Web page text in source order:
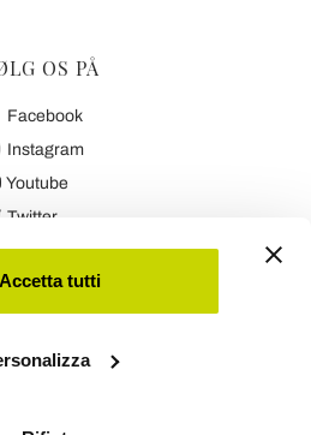
Accetta tutti
OS PÅ
Facebook
Instagram
Youtube
Twitter